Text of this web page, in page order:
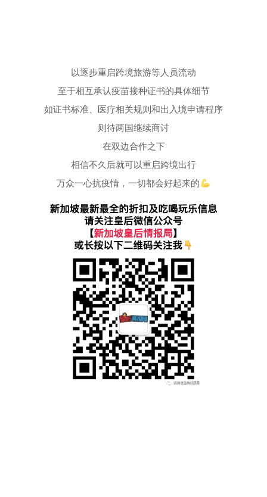
以逐步重启跨境旅游等人员流动
至于相互承认疫苗接种证书的具体细节
如证书标准、医疗相关规则和出入境申请程序
则待两国继续商讨
在双边合作之下
相信不久后就可以重启跨境出行
万众一心抗疫情，一切都会好起来的